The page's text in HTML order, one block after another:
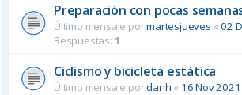
Preparación con pocas
Último mensaje pormartesjueves «02
Respuestas: 1
Ciclismo y bicicleta estática
Último mensaje pordanh « 16 Nov 2021